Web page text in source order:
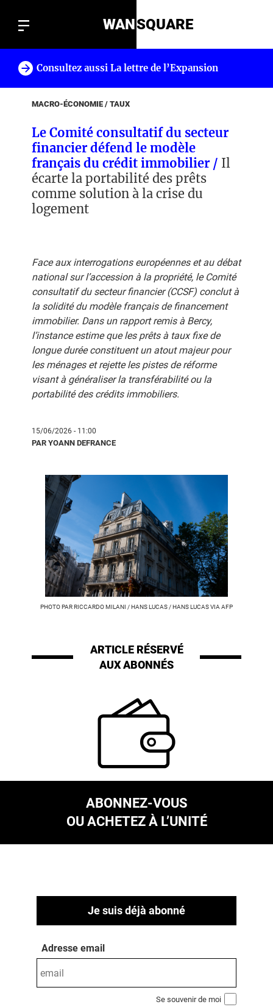
WANSQUARE
Consultez aussi La lettre de l’Expansion
MACRO-ÉCONOMIE / TAUX
Le Comité consultatif du secteur
financier défend le modèle
français du crédit immobilier / Il
écarte la portabilité des prêts
comme solution à la crise du
logement
Face aux interrogations européennes et au débat
national sur l’accession à la propriété, le Comité
consultatif du secteur financier (CCSF) conclut à
la solidité du modèle français de financement
immobilier. Dans un rapport remis à Bercy,
l’instance estime que les prêts à taux fixe de
longue durée constituent un atout majeur pour
les ménages et rejette les pistes de réforme
visant à généraliser la transférabilité ou la
portabilité des crédits immobiliers.
15/06/2026 - 11:00
PAR YOANN DEFRANCE
PHOTO PAR RICCARDO MILANI / HANS LUCAS / HANS LUCAS VIA AFP
ARTICLE RÉSERVÉ
AUX ABONNÉS
ABONNEZ-VOUS
OU ACHETEZ À L’UNITÉ
Je suis déjà abonné
Adresse email
Se souvenir de moi